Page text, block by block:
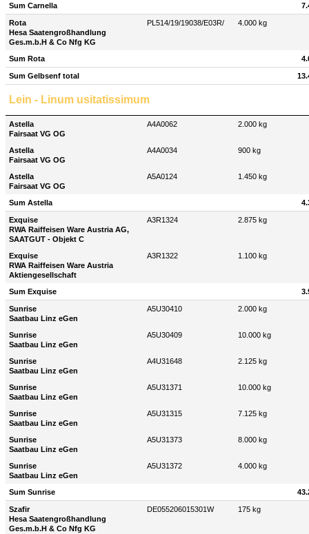
Sum Carnella
Rota
Hesa Saatengroßhandlung
Ges.m.b.H & Co Nfg KG
PL514/19/19038/E03R/ 4.000 kg
Sum Rota
Sum Gelbsenf total
Lein - Linum usitatissimum
Astella
Fairsaat VG OG
A4A0062 2.000 kg
Astella
Fairsaat VG OG
A4A0034 900 kg
Astella
Fairsaat VG OG
A5A0124 1.450 kg
Sum Astella
Exquise
RWA Raiffeisen Ware Austria AG,
SAATGUT - Objekt C
A3R1324 2.875 kg
Exquise
RWA Raiffeisen Ware Austria
Aktiengesellschaft
A3R1322 1.100 kg
Sum Exquise
Sunrise
Saatbau Linz eGen
A5U30410 2.000 kg
Sunrise
Saatbau Linz eGen
A5U30409 10.000 kg
Sunrise
Saatbau Linz eGen
A4U31648 2.125 kg
Sunrise
Saatbau Linz eGen
A5U31371 10.000 kg
Sunrise
Saatbau Linz eGen
A5U31315 7.125 kg
Sunrise
Saatbau Linz eGen
A5U31373 8.000 kg
Sunrise
Saatbau Linz eGen
A5U31372 4.000 kg
Sum Sunrise
Szafir
Hesa Saatengroßhandlung
Ges.m.b.H & Co Nfg KG
DE055206015301W 175 kg